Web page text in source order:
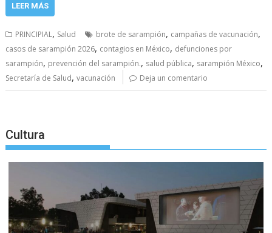
LEER MÁS
PRINCIPIAL, Salud brote de sarampión, campañas de vacunación,
casos de sarampión 2026, contagios en México, defunciones por
sarampión, prevención del sarampión., salud pública, sarampión México,
Secretaría de Salud,vacunación Deja un comentario
Cultura